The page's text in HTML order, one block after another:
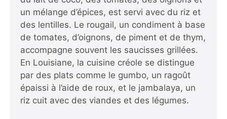
un mélange d’épices, est servi avec du riz et
des lentilles. Le rougail, un condiment à base
de tomates, d’oignons, de piment et de thym,
accompagne souvent les saucisses grillées.
En Louisiane, la cuisine créole se distingue
par des plats comme le gumbo, un ragoût
épaissi à l’aide de roux, et le jambalaya, un
riz cuit avec des viandes et des légumes.